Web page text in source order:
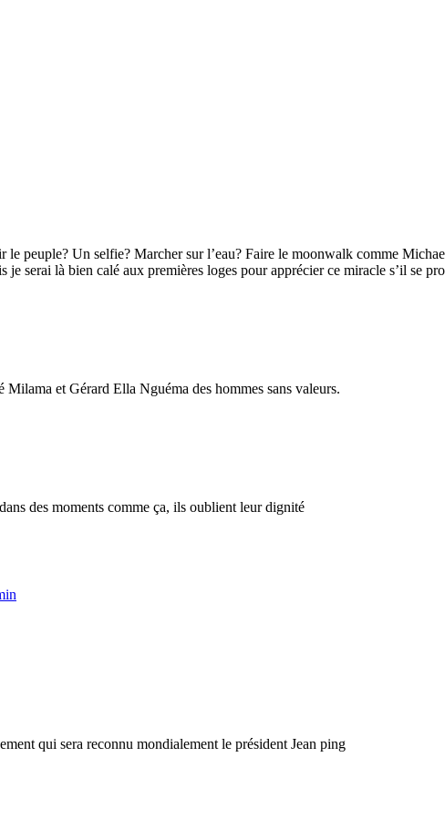
peuple? Un selfie? Marcher sur l’eau? Faire le moonwalk comme
je serai là bien calé aux premières loges pour apprécier ce miracle s’il se
et Gérard Ella Nguéma des hommes sans valeurs.
des moments comme ça, ils oublient leur dignité
qui sera reconnu mondialement le président Jean ping